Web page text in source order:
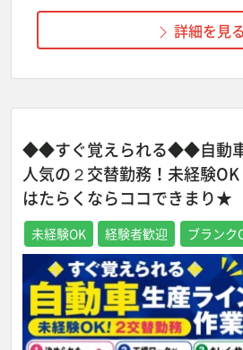
詳細を見る
◆◆すぐ覚えられる◆◆自動車
人気の２交替勤務！未経験
はたらくならココできまり★
未経験OK 経験者歓迎 ブランク